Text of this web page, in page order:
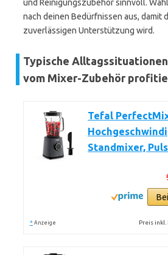
und Reinigungszubehör sinnvoll.
nach deinen Bedürfnissen aus, damit
zuverlässigen Unterstützung wird.
Typische
vom Mixer-Zubehör
Tefal
Standmixer,
* Anzeige Preis inkl.